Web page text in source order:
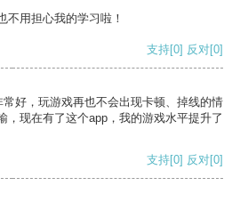
不用担心我的学习啦！
支持[0] 反对[0]
好，玩游戏再也不会出现卡顿、掉线的情
，现在有了这个app，我的游戏水平提升了
支持[0] 反对[0]